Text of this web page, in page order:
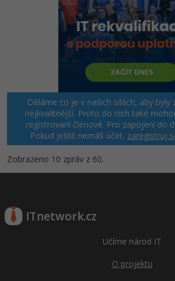
Děláme co je v našich silách, aby byly
nejkvalitnější. Proto do nich také
registrovaní členové. Pro zapojení do
Pokud ještě nemáš účet, zaregistruj
Zobrazeno 10 zpráv z 60.
ITnetwork.cz
Učíme národ IT
O projektu